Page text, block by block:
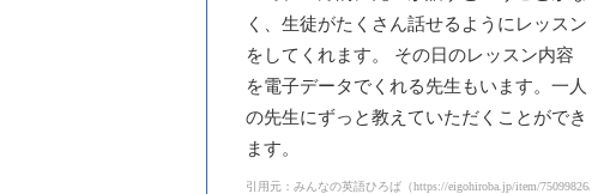
く、生徒がたくさん話せるようにレッスン
をしてくれます。 その日のレッスン内容
を電子データでくれる先生もいます。一人
の先生にずっと教えていただくことができ
ます。
引用元：みんなの英語ひろば（https://eigohiroba.jp/item/75099826/